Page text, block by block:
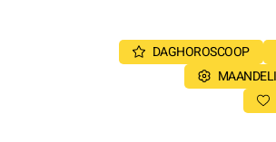
DAGHOROSCOOP